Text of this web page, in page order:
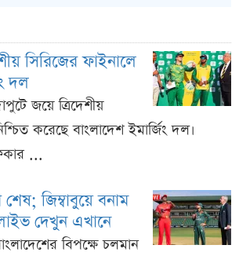
সিরিজের ফাইনালে
দল
জয়ে ত্রিদেশীয়
করেছে বাংলাদেশ ইমার্জিং দল।
...
জিম্বাবুয়ে বনাম
দেখুন এখানে
বিপক্ষে চলমান